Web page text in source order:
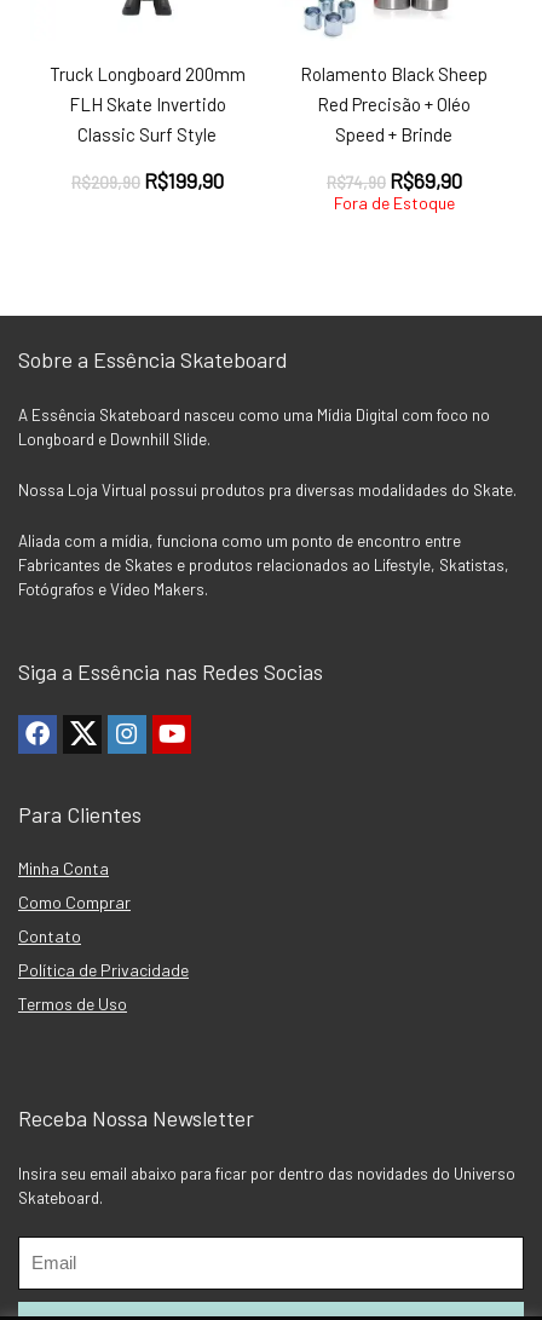
Truck Longboard 200mm
FLH Skate Invertido
Classic Surf Style
R$209,90 O
R$199,90O
Rolamento Black Sheep
Red Precisão + Oléo
Speed + Brinde
R$74,90 O
preço
R$69,90O
Fora de Estoque
Sobre a Essência Skateboard
A Essência Skateboard nasceu como uma Mídia Digital com foco no
Longboard e Downhill Slide.
Nossa Loja Virtual possui produtos pra diversas modalidades do Skate.
Aliada com a mídia, funciona como um ponto de encontro entre
Fabricantes de Skates e produtos relacionados ao Lifestyle, Skatistas,
Fotógrafos e Vídeo Makers.
Siga a Essência nas Redes Socias
Para Clientes
Minha Conta
Como Comprar
Contato
Política de Privacidade
Termos de Uso
Receba Nossa Newsletter
Insira seu email abaixo para ficar por dentro das novidades do Universo
Skateboard.